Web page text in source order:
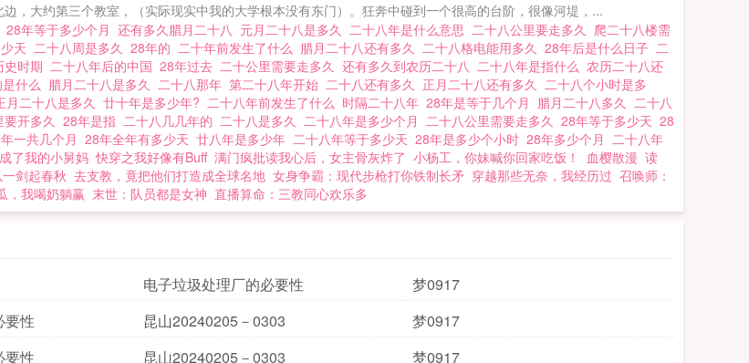
，大约第三个教室，（实际现实中我的大学根本没有东门）。狂奔中碰到一个很高的台阶，很像河堤，...
28年等于多少个月 还有多久腊月二十八 元月二十八是多久 二十八年是什么意思 二十八公里要走多久 爬二十八楼需
天 二十八周是多久 28年的 二十年前发生了什么 腊月二十八还有多久 二十八格电能用多久 28年后是什么日子 二
史时期 二十八年后的中国 28年过去 二十公里需要走多久 还有多久到农历二十八 二十八年是指什么 农历二十八还
什么 腊月二十八是多久 二十八那年 第二十八年开始 二十八还有多久 正月二十八还有多久 二十八个小时是多
月二十八是多久 廿十年是多少年? 二十八年前发生了什么 时隔二十八年 28年是等于几个月 腊月二十八多久 二十八
开多久 28年是指 二十八几几年的 二十八是多久 二十八年是多少个月 二十八公里需要走多久 28年等于多少天 28
一共几个月 28年全年有多少天 廿八年是多少年 二十八年等于多少天 28年是多少个小时 28年多少个月 二十八年
了我的小舅妈 快穿之我好像有Buff 满门疯批读我心后，女主骨灰炸了 小杨工，你妹喊你回家吃饭！ 血樱散漫 读
剑起春秋 去支教，竟把他们打造成全球名地 女身争霸：现代步枪打你铁制长矛 穿越那些无奈，我经历过 召唤师：
，我喝奶躺赢 末世：队员都是女神 直播算命：三教同心欢乐多
电子垃圾处理厂的必要性
梦0917
要性 昆山20240205－0303
梦0917
要性 昆山20240205－0303 梦0917